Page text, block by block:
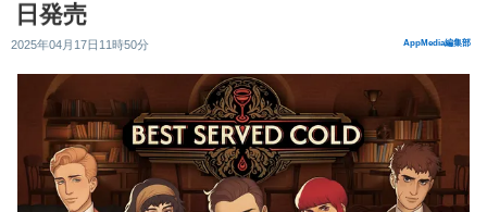
日発売
2025年04月17日11時50分 AppMedia編集部